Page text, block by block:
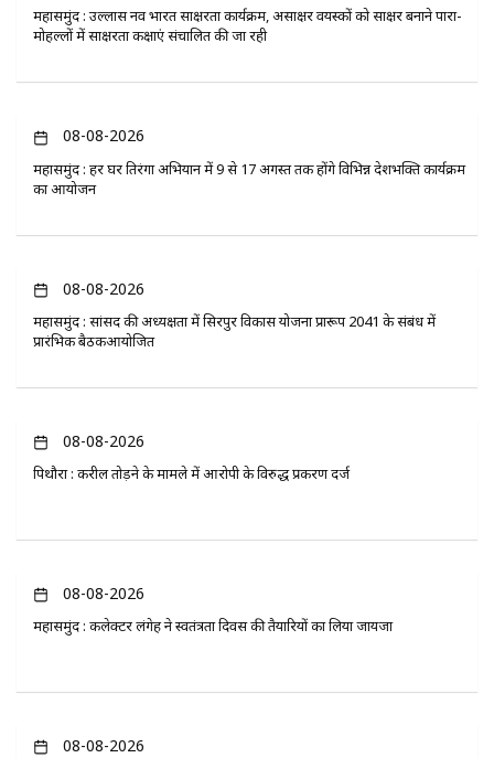
महासमुंद : उल्लास नव भारत साक्षरता कार्यक्रम, असाक्षर वयस्कों को साक्षर बनाने पारा-
मोहल्लों में साक्षरता कक्षाएं संचालित की जा रही
08-08-2026
महासमुंद : हर घर तिरंगा अभियान में 9 से 17 अगस्त तक होंगे विभिन्न देशभक्ति कार्यक्रम
का आयोजन
08-08-2026
महासमुंद : सांसद की अध्यक्षता में सिरपुर विकास योजना प्रारूप 2041 के संबंध में
प्रारंभिक बैठकआयोजित
08-08-2026
पिथौरा : करील तोड़ने के मामले में आरोपी के विरुद्ध प्रकरण दर्ज
08-08-2026
महासमुंद : कलेक्टर लंगेह ने स्वतंत्रता दिवस की तैयारियों का लिया जायजा
08-08-2026